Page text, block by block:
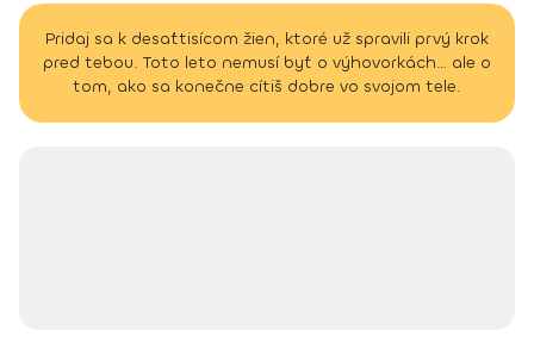
Pridaj sa k desaťtisícom žien, ktoré už spravili prvý krok
pred tebou. Toto leto nemusí byť o výhovorkách… ale o
tom, ako sa konečne cítiš dobre vo svojom tele.